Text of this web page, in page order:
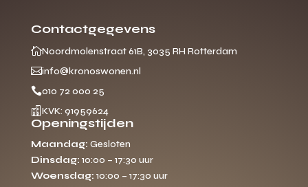
Contactgegevens
Noordmolenstraat 61B, 3035 RH Rotterdam
info@kronoswonen.nl
010 72 000 25
 KVK: 91959624
Openingstijden
Maandag: Gesloten
Dinsdag: 10:00 – 17:30 uur
Woensdag: 10:00 – 17:30 uur